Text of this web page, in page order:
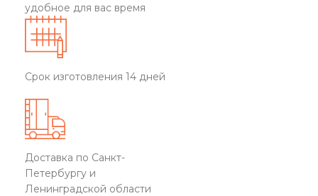
удобное для вас время
Срок изготовления 14 дней
Доставка по Санкт-
Петербургу и
Ленинградской области